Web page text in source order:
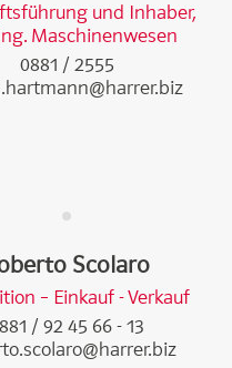
und Inhaber,
Maschinenwesen
0881 / 2555
Scolaro
– Einkauf - Verkauf
/ 92 45 66 - 13